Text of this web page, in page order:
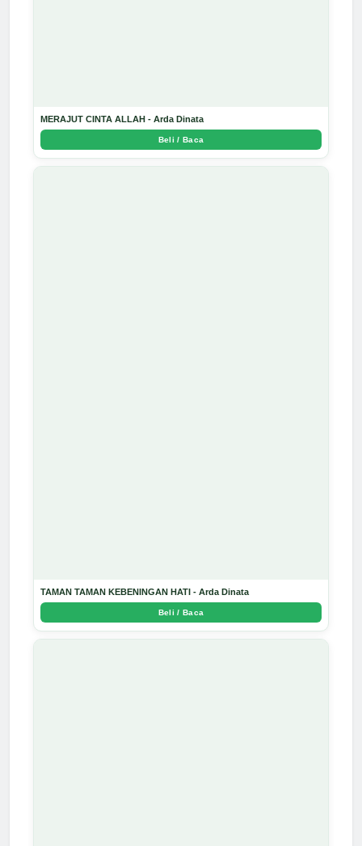
MERAJUT CINTA ALLAH - Arda Dinata
Beli / Baca
TAMAN TAMAN KEBENINGAN HATI - Arda Dinata
Beli / Baca